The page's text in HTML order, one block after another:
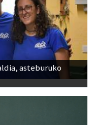
asteburuko